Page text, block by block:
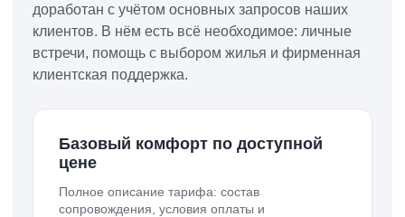
доработан с учётом основных запросов наших
клиентов. В нём есть всё необходимое: личные
встречи, помощь с выбором жилья и фирменная
клиентская поддержка.
Базовый комфорт по доступной
цене
Полное описание тарифа: состав
сопровождения, условия оплаты и